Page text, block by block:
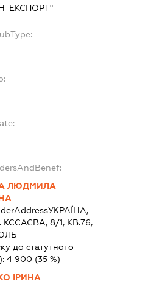
ЕКСПОРТ"
ЛЮДМИЛА
УКРАЇНА,
КЄСАЄВА, 8/1, КВ.76,
до статутного
4 900 (35 %)
ІРИНА